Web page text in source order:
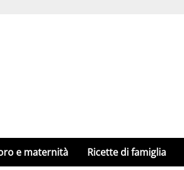
e maternità Ricette di famiglia